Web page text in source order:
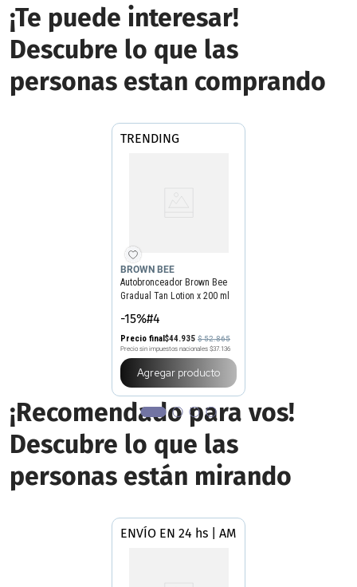
¡Te puede interesar!
Descubre lo que las
personas estan comprando
TRENDING
BROWN BEE
Autobronceador Brown Bee
Gradual Tan Lotion x 200 ml
-15%#4
Precio final$44.935 $52.865
Precio sin impuestos nacionales $37.136
Agregar producto
¡Recomendado para vos!
Descubre lo que las
personas están mirando
ENVÍO EN 24 hs | AMBA